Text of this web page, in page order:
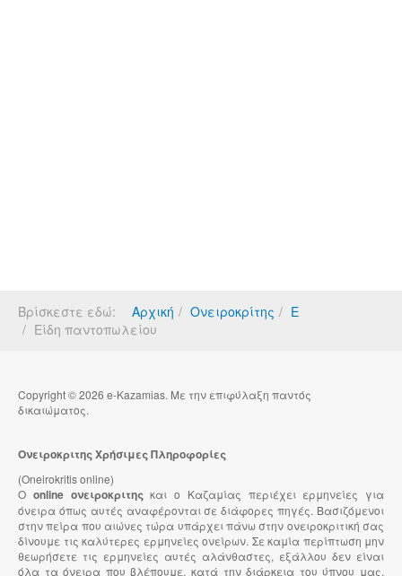
Βρίσκεστε εδώ: Αρχική Ονειροκρίτης
Ε
Είδη παντοπωλείου
Copyright © 2026 e-Kazamias. Με την επιφύλαξη παντός
δικαιώματος.
Ονειροκριτης Χρήσιμες Πληροφορίες
(Oneirokritis online)
Ο online ονειροκριτηςκαι ο Καζαμίας περιέχει ερμηνείες για
όνειρα όπως αυτές αναφέρονται σε διάφορες πηγές. Βασιζόμενοι
στην πείρα που αιώνες τώρα υπάρχει πάνω στην ονειροκριτική σας
δίνουμε τις καλύτερες ερμηνείες ονείρων. Σε καμία περίπτωση μην
θεωρήσετε τις ερμηνείες αυτές αλάνθαστες, εξάλλου δεν είναι
όλα τα όνειρα που βλέπουμε, κατά την διάρκεια του ύπνου μας,